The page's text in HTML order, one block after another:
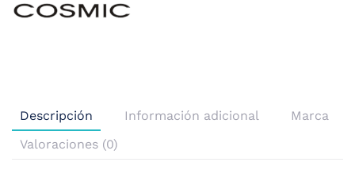
Descripción Información adicional
Marca
Valoraciones (0)